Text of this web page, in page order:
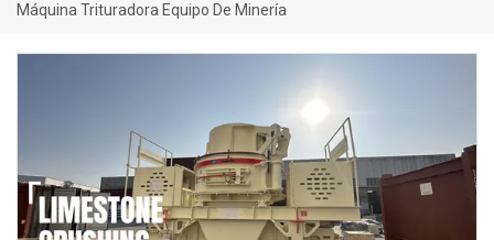
Máquina Trituradora Equipo De Minería